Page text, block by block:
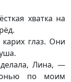
хватка на
глаз. Они
Лина, —
по моим